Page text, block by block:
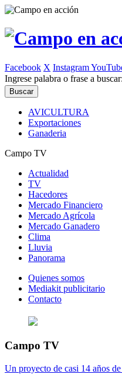
Facebook X Instagram
Ingrese palabra o frase a buscar:
AVICULTURA
Exportaciones
Ganaderia
Campo TV
Actualidad
TV
Hacedores
Mercado Financiero
Mercado Agrícola
Mercado Ganadero
Clima
Lluvia
Panorama
Quienes somos
Mediakit publicitario
Contacto
Campo TV
Un proyecto de casi 14 años